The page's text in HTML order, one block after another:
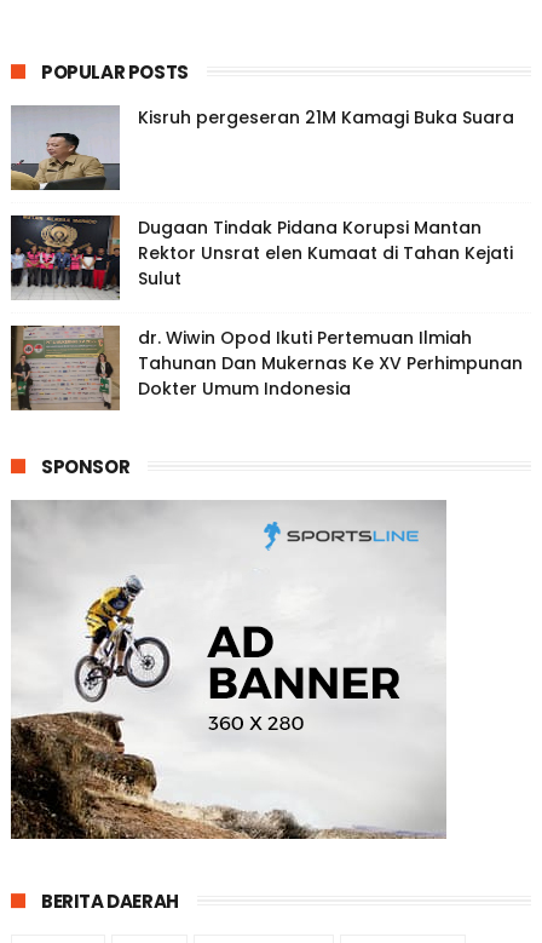
POPULAR POSTS
Kisruh pergeseran 21M Kamagi Buka Suara
Dugaan Tindak Pidana Korupsi Mantan
Rektor Unsrat elen Kumaat di Tahan Kejati
Sulut
dr. Wiwin Opod Ikuti Pertemuan Ilmiah
Tahunan Dan Mukernas Ke XV Perhimpunan
Dokter Umum Indonesia
SPONSOR
BERITA DAERAH